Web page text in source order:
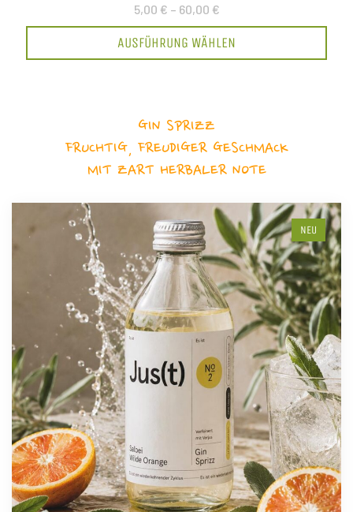
5,00 € – 60,00 €
AUSFÜHRUNG WÄHLEN
GIN SPRIZZ
FRUCHTIG, FREUDIGER GESCHMACK
MIT ZART HERBALER NOTE
NEU